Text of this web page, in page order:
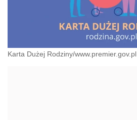
Karta Dużej Rodziny/www.premier.gov.pl